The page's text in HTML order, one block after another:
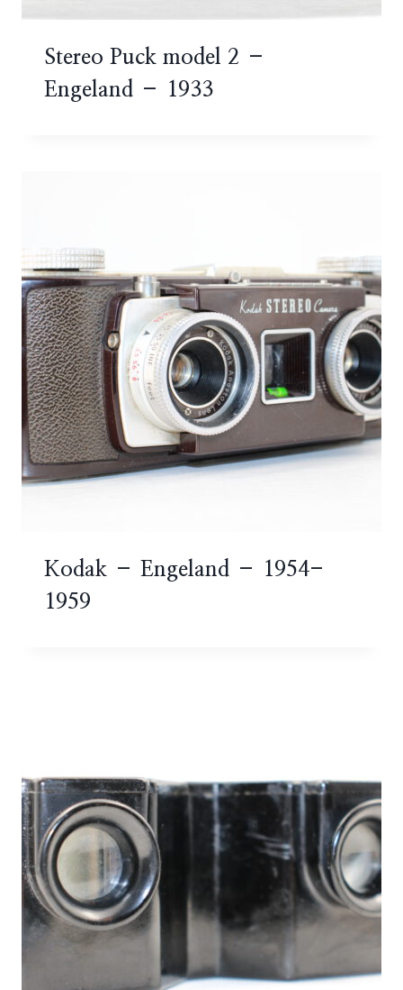
Stereo Puck model 2 –
Engeland – 1933
Kodak – Engeland – 1954-
1959